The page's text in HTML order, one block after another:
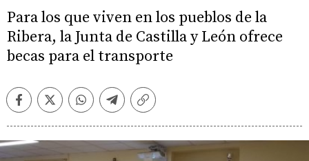
Para los que viven en los pueblos de la
Ribera, la Junta de Castilla y León ofrece
becas para el transporte
FacebookTwitterWhatsappTelegramCopiar